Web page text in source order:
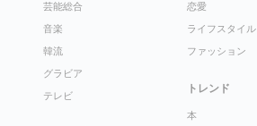
芸能総合
音楽
韓流
グラビア
テレビ
恋愛
ライフスタイル
ファッション
トレンド
本